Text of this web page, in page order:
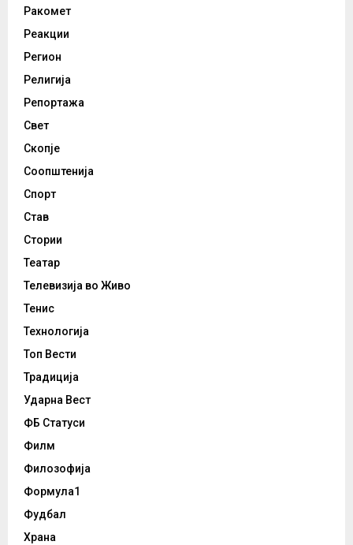
Ракомет
Реакции
Регион
Религија
Репортажа
Свет
Скопје
Соопштенија
Спорт
Став
Стории
Театар
Телевизија во Живо
Тенис
Технологија
Топ Вести
Традиција
Ударна Вест
ФБ Статуси
Филм
Филозофија
Формула1
Фудбал
Храна